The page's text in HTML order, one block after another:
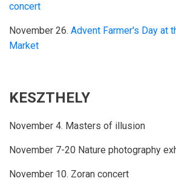
concert
November 26. Advent Farmer's Day at
Market
KESZTHELY
November 4. Masters of illusion
November 7-20 Nature photography
November 10. Zoran concert